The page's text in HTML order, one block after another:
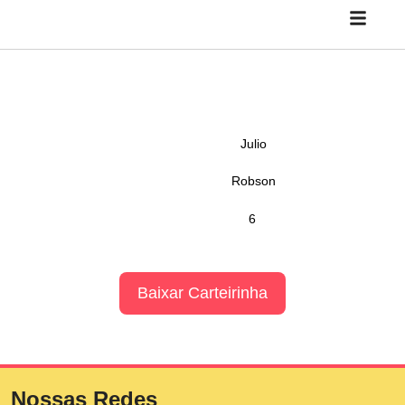
Julio
Robson
6
Baixar Carteirinha
Nossas Redes